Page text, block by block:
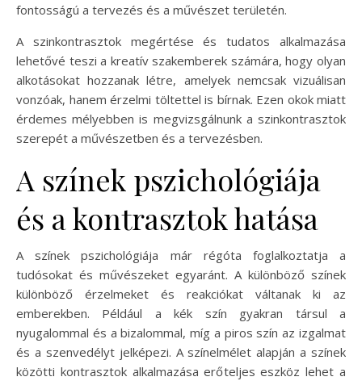
fontosságú a tervezés és a művészet területén.
A szinkontrasztok megértése és tudatos alkalmazása
lehetővé teszi a kreatív szakemberek számára, hogy olyan
alkotásokat hozzanak létre, amelyek nemcsak vizuálisan
vonzóak, hanem érzelmi töltettel is bírnak. Ezen okok miatt
érdemes mélyebben is megvizsgálnunk a szinkontrasztok
szerepét a művészetben és a tervezésben.
A színek pszichológiája
és a kontrasztok hatása
A színek pszichológiája már régóta foglalkoztatja a
tudósokat és művészeket egyaránt. A különböző színek
különböző érzelmeket és reakciókat váltanak ki az
emberekben. Például a kék szín gyakran társul a
nyugalommal és a bizalommal, míg a piros szín az izgalmat
és a szenvedélyt jelképezi. A színelmélet alapján a színek
közötti kontrasztok alkalmazása erőteljes eszköz lehet a